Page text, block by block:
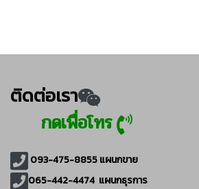
ติดต่อเรา
กดเพื่อโทร
093-475-8855แผนกขาย
065-442-4474 แผนกธุรการ